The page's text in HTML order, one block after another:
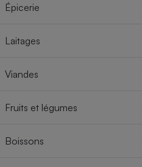
Épicerie
Laitages
Viandes
Fruits et légumes
Boissons